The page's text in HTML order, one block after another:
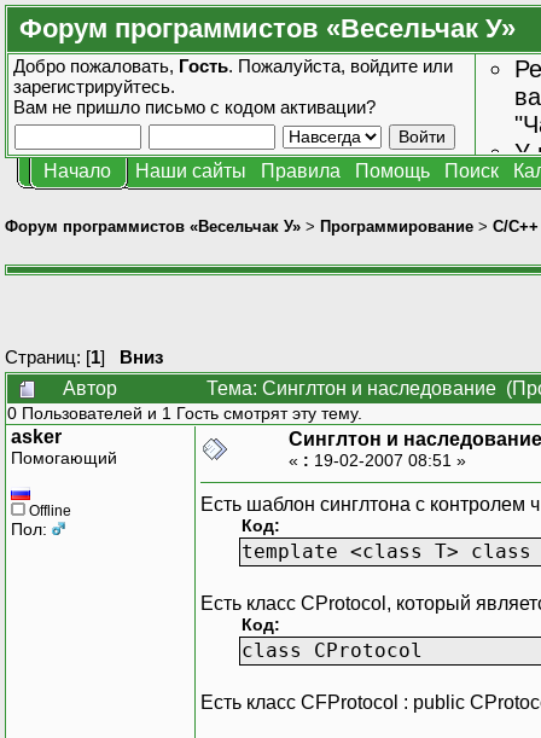
Форум программистов «Весельчак У»
Добро пожаловать, Гость. Пожалуйста, войдите или
зарегистрируйтесь.
Вам не пришло письмо с кодом активации?
У
Начало Наши сайты Правила Помощь Поиск
Форум программистов «Весельчак У» > Программирование > C/C++
Страниц: [1] Вниз
Автор
Тема: Синглтон и наследование
0 Пользователей и 1 Гость смотрят эту тему.
asker
Помогающий
Offline
Пол:
Синглтон и наследование
« : 19-02-2007 08:51 »
Есть шаблон синглтона с контролем
Код:
template <class T>
Есть класс CProtocol, который
Код:
class CProtocol
Есть класс CFProtocol : public